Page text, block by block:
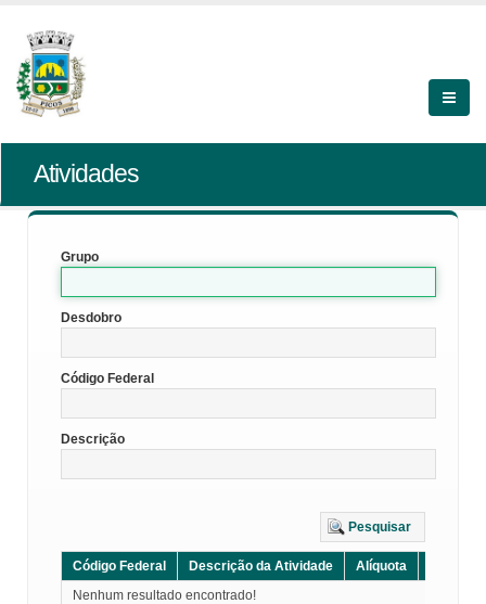
Atividades
Grupo
Desdobro
Código Federal
Descrição
Pesquisar
Código Federal Descrição da Atividade Alíquota
Nenhum resultado encontrado!